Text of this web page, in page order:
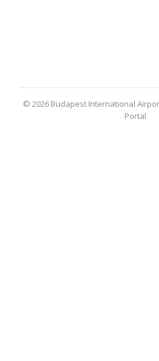
© 2026 Budapest International
Portal